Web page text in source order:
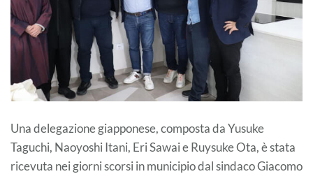
Una delegazione giapponese, composta da Yusuke
Taguchi, Naoyoshi Itani, Eri Sawai e Ruysuke Ota, è stata
ricevuta nei giorni scorsi in municipio dal sindaco Giacomo